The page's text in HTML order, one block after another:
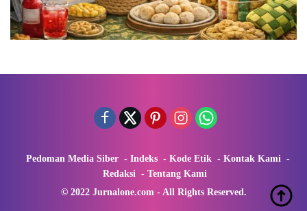
Pedoman Media Siber Indeks Kode Etik
Kontak Kami
Redaksi
Tentang Kami
© 2022 Jurnalone.com - All Rights Reserved.